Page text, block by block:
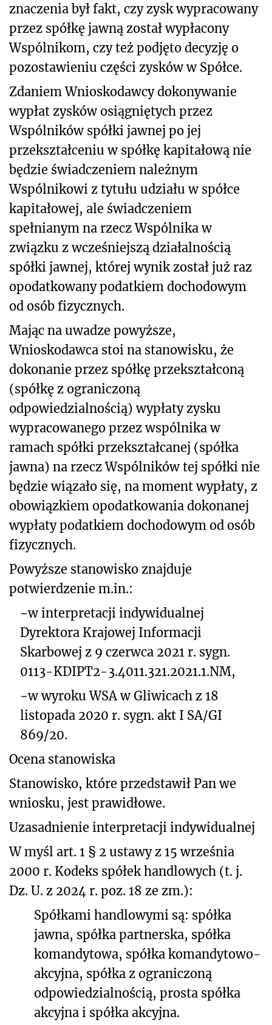
znaczenia był fakt, czy zysk wypracowany
przez spółkę jawną został wypłacony
Wspólnikom, czy też podjęto decyzję o
pozostawieniu części zysków w Spółce.
Zdaniem Wnioskodawcy dokonywanie
wypłat zysków osiągniętych przez
Wspólników spółki jawnej po jej
przekształceniu w spółkę kapitałową nie
będzie świadczeniem należnym
Wspólnikowi z tytułu udziału w spółce
kapitałowej, ale świadczeniem
spełnianym na rzecz Wspólnika w
związku z wcześniejszą działalnością
spółki jawnej, której wynik został już raz
opodatkowany podatkiem dochodowym
od osób fizycznych.
Mając na uwadze powyższe,
Wnioskodawca stoi na stanowisku, że
dokonanie przez spółkę przekształconą
(spółkę z ograniczoną
odpowiedzialnością) wypłaty zysku
wypracowanego przez wspólnika w
ramach spółki przekształcanej (spółka
jawna) na rzecz Wspólników tej spółki nie
będzie wiązało się, na moment wypłaty, z
obowiązkiem opodatkowania dokonanej
wypłaty podatkiem dochodowym od osób
fizycznych.
Powyższe stanowisko znajduje
potwierdzenie m.in.:
−w interpretacji indywidualnej
Dyrektora Krajowej Informacji
Skarbowej z 9 czerwca 2021 r. sygn.
0113-KDIPT2-3.4011.321.2021.1.NM,
−w wyroku WSA w Gliwicach z 18
listopada 2020 r. sygn. akt I SA/GI
869/20.
Ocena stanowiska
Stanowisko, które przedstawił Pan we
wniosku, jest prawidłowe.
Uzasadnienie interpretacji indywidualnej
W myśl art. 1 § 2 ustawy z 15 września
2000 r. Kodeks spółek handlowych (t. j.
Dz. U. z 2024 r. poz. 18 ze zm.):
Spółkami handlowymi są: spółka
jawna, spółka partnerska, spółka
komandytowa, spółka komandytowo-
akcyjna, spółka z ograniczoną
odpowiedzialnością, prosta spółka
akcyjna i spółka akcyjna.